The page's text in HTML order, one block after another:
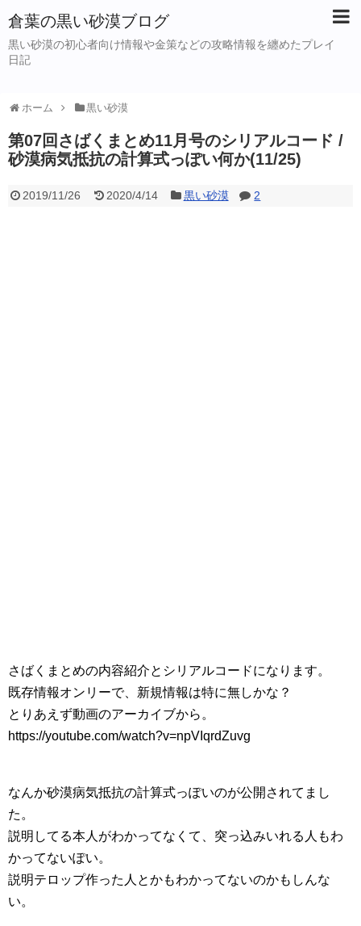
倉葉の黒い砂漠ブログ
黒い砂漠の初心者向け情報や金策などの攻略情報を纏めたプレイ
日記
ホーム 黒い砂漠
第07回さばくまとめ11月号のシリアルコード /
砂漠病気抵抗の計算式っぽい何か(11/25)
2019/11/26 2020/4/14 黒い砂漠 2
さばくまとめの内容紹介とシリアルコードになります。
既存情報オンリーで、新規情報は特に無しかな？
とりあえず動画のアーカイブから。
https://youtube.com/watch?v=npVIqrdZuvg
なんか砂漠病気抵抗の計算式っぽいのが公開されてまし
た。
説明してる本人がわかってなくて、突っ込みいれる人もわ
かってないぽい。
説明テロップ作った人とかもわかってないのかもしんな
い。